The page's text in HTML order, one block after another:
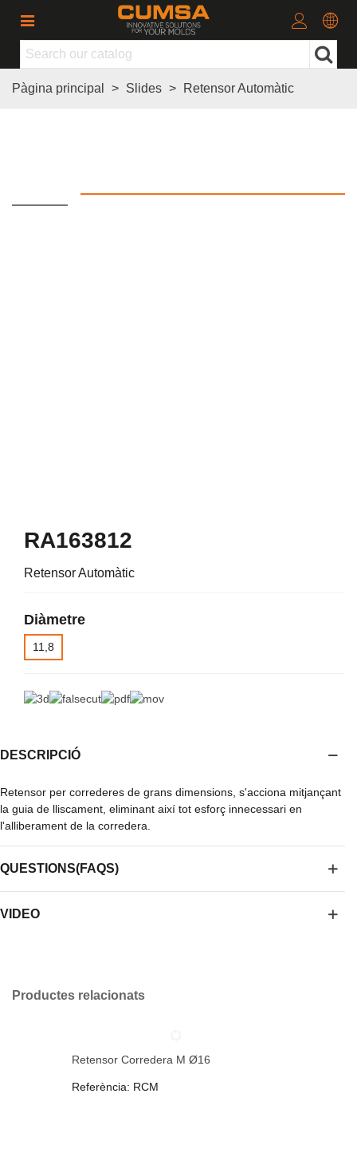
Pàgina principal > Slides > Retensor Automàtic
RA163812
Retensor Automàtic
Diàmetre
11,8
DESCRIPCIÓ
Retensor per correderes de grans dimensions, s'acciona mitjançant
la guia de lliscament, eliminant així tot esforç innecessari en
l'alliberament de la corredera.
QUESTIONS(FAQS)
VIDEO
Productes relacionats
Retensor Corredera M Ø16
Referència: RCM